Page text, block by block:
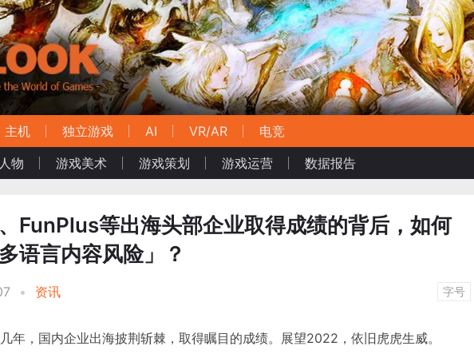
主机 独立游戏 AI VR/AR
电竞
物 游戏美术 游戏策划 游戏运营 数据报告
FunPlus等出海头部企业取得成绩的背后，如何
语言内容风险」？
• 资讯 字号
年，国内企业出海披荆斩棘，取得瞩目的成绩。展望2022，依旧虎虎生威。